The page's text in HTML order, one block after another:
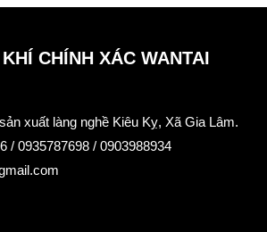
CHÍNH XÁC WANTAI
xuất làng nghề Kiêu Kỵ, Xã Gia Lâm.
/ 0935787698 / 0903988934